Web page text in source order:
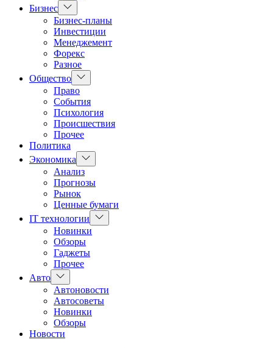
Бизнес Показать
подменю
Бизнес-планы
Инвестиции
Менеджемент
Форекс
Разное
Общество Показать
подменю
Право
События
Психология
Происшествия
Прочее
Политика
Экономика
Показать
подменю
Анализ
Прогнозы
Рынок
Ценные бумаги
IT технологии
Показать
подменю
Новинки
Обзоры
Гаджеты
Прочее
Авто Показать
подменю
Автоновости
Автосоветы
Новинки
Обзоры
Новости